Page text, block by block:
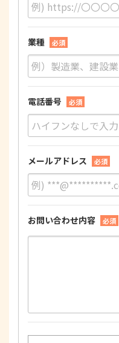
業種 必須
電話番号 必須
メールアドレス 必須
お問い合わせ内容 必須